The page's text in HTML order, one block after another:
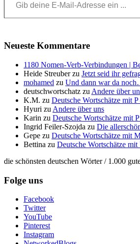
Neueste Kommentare
1180 Nomen-Verb-Verbindungen |
Heide Streuberzu Jetzt seid ihr
mohamed zu Und dann war da
deutschwortschatz zu Andere über
K.M. zu Deutsche Wortschätze mit
Hyuri zu Andere über uns
Karin zu Deutsche Wortschätze mit
Ingrid Feiler-Szojda zu Die
Gepe zu Deutsche Wortschätze mit
Bettina zu Deutsche Wortschätze
die schönsten deutschen Wörter / 1.000
Folge uns
Facebook
Twitter
YouTube
Pinterest
Instagram